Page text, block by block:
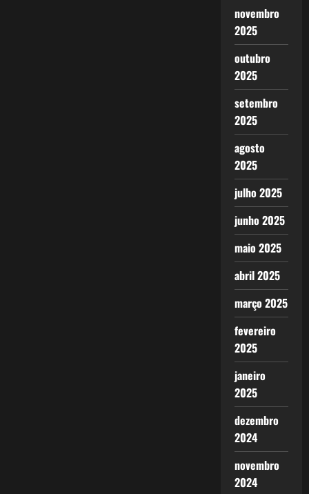
novembro
2025
outubro
2025
setembro
2025
agosto
2025
julho 2025
junho 2025
maio 2025
abril 2025
março 2025
fevereiro
2025
janeiro
2025
dezembro
2024
novembro
2024